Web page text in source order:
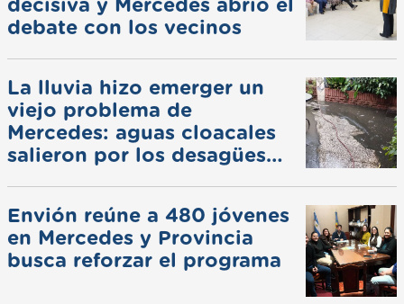
decisiva y Mercedes abrió el
debate con los vecinos
La lluvia hizo emerger un
viejo problema de
Mercedes: aguas cloacales
salieron por los desagües
Envión reúne a 480 jóvenes
en Mercedes y Provincia
busca reforzar el programa